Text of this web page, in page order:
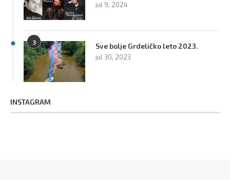
jul 9, 2024
3 Sve bolje Grdeličko leto 2023.
jul 30, 2023
INSTAGRAM